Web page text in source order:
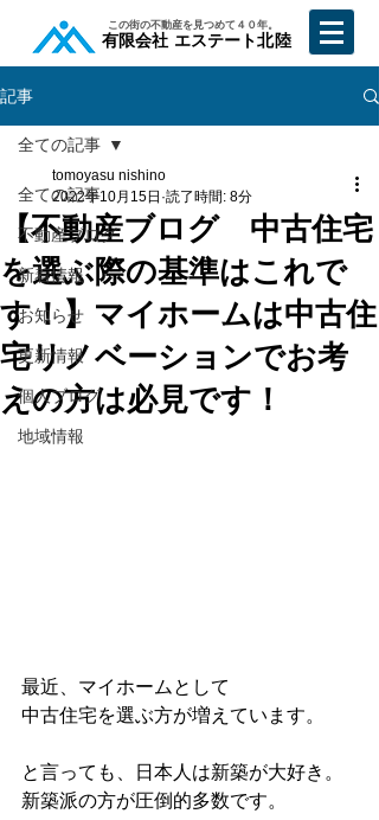
​この街の不動産を見つめて４０年。
​有限会社 エステート北陸
記事
全ての記事
不動産ブログ
新着情報
お知らせ
更新情報
個人ブログ
地域情報
全ての記事
【不動産ブログ 中古住宅
を選ぶ際の基準はこれで
す！】マイホームは中古住
宅リノベーションでお考
えの方は必見です！
tomoyasu nishino
2022年10月15日 読了時間: 8分
最近、マイホームとして
中古住宅を選ぶ方が増えています。
と言っても、日本人は新築が大好き。
新築派の方が圧倒的多数です。